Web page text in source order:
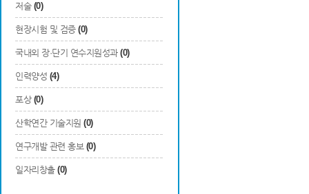
저술 (0)
현장시험 및 검증 (0)
국내외 장·단기 연수지원성과 (0)
인력양성 (4)
포상 (0)
산학연간 기술지원 (0)
연구개발 관련 홍보 (0)
일자리창출 (0)